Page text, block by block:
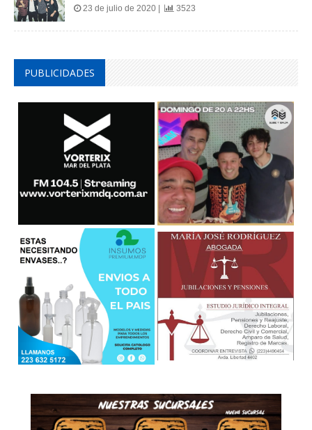
23 de julio de 2020 | 3523
PUBLICIDADES